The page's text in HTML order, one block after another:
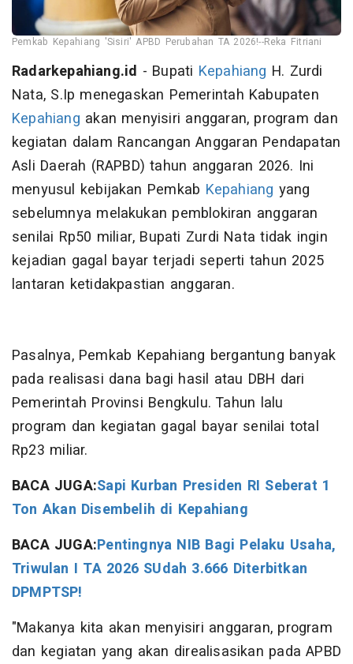
Pemkab Kepahiang 'Sisiri' APBD Perubahan TA 2026!--Reka Fitriani
Radarkepahiang.id - Bupati Kepahiang H. Zurdi
Nata, S.Ip menegaskan Pemerintah Kabupaten
Kepahiang akan menyisiri anggaran, program dan
kegiatan dalam Rancangan Anggaran Pendapatan
Asli Daerah (RAPBD) tahun anggaran 2026. Ini
menyusul kebijakan Pemkab Kepahiang yang
sebelumnya melakukan pemblokiran anggaran
senilai Rp50 miliar, Bupati Zurdi Nata tidak ingin
kejadian gagal bayar terjadi seperti tahun 2025
lantaran ketidakpastian anggaran.
Pasalnya, Pemkab Kepahiang bergantung banyak
pada realisasi dana bagi hasil atau DBH dari
Pemerintah Provinsi Bengkulu. Tahun lalu
program dan kegiatan gagal bayar senilai total
Rp23 miliar.
BACA JUGA:Sapi Kurban Presiden RI Seberat 1
Ton Akan Disembelih di Kepahiang
BACA JUGA:Pentingnya NIB Bagi Pelaku Usaha,
Triwulan I TA 2026 SUdah 3.666 Diterbitkan
DPMPTSP!
"Makanya kita akan menyisiri anggaran, program
dan kegiatan yang akan direalisasikan pada APBD